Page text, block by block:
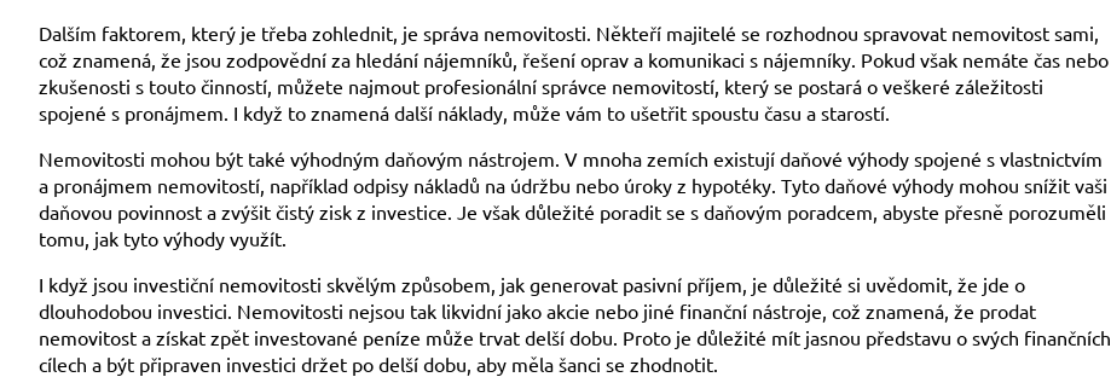
Dalším faktorem, který je třeba zohlednit, je správa nemovitosti. Někteří majitelé se rozhodnou spravovat nemovitost sami,
což znamená, že jsou zodpovědní za hledání nájemníků, řešení oprav a komunikaci s nájemníky. Pokud však nemáte čas nebo
zkušenosti s touto činností, můžete najmout profesionální správce nemovitostí, který se postará o veškeré záležitosti
spojené s pronájmem. I když to znamená další náklady, může vám to ušetřit spoustu času a starostí.
Nemovitosti mohou být také výhodným daňovým nástrojem. V mnoha zemích existují daňové výhody spojené s vlastnictvím
a pronájmem nemovitostí, například odpisy nákladů na údržbu nebo úroky z hypotéky. Tyto daňové výhody mohou snížit vaši
daňovou povinnost a zvýšit čistý zisk z investice. Je však důležité poradit se s daňovým poradcem, abyste přesně porozuměli
tomu, jak tyto výhody využít.
I když jsou investiční nemovitosti skvělým způsobem, jak generovat pasivní příjem, je důležité si uvědomit, že jde o
dlouhodobou investici. Nemovitosti nejsou tak likvidní jako akcie nebo jiné finanční nástroje, což znamená, že prodat
nemovitost a získat zpět investované peníze může trvat delší dobu. Proto je důležité mít jasnou představu o svých finančních
cílech a být připraven investici držet po delší dobu, aby měla šanci se zhodnotit.